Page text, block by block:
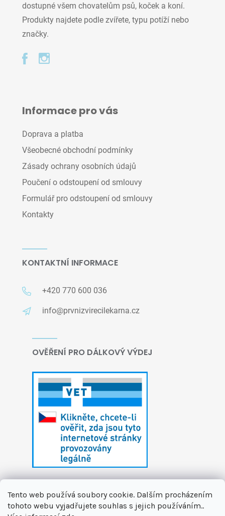
Tento web používá soubory cookie. Dalším procházením
tohoto webu vyjadřujete souhlas s jejich používáním..
dostupné všem chovatelům psů, koček a koní.
Produkty najdete podle zvířete, typu potíží nebo
značky.
Informace pro vás
Doprava a platba
Všeobecné obchodní podmínky
Zásady ochrany osobních údajů
Poučení o odstoupení od smlouvy
Formulář pro odstoupení od smlouvy
Kontakty
KONTAKTNÍ INFORMACE
+420 770 600 036
info@prvnizvirecilekarna.cz
OVĚŘENÍ PRO DÁLKOVÝ VÝDEJ